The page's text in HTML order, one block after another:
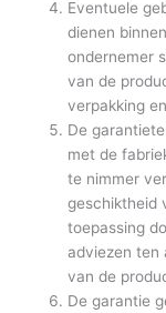
Eventuele
dienen
ondernemer
van de
verpakking
De
met de
te nimmer
geschiktheid
toepassing
adviezen ten
van de
De garantie